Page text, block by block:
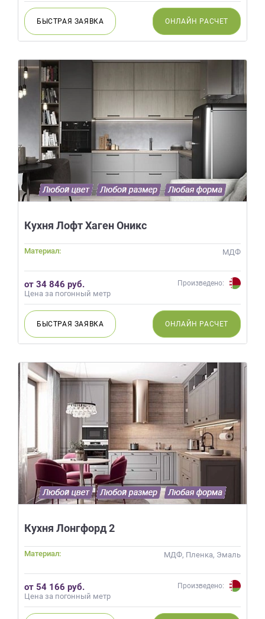
БЫСТРАЯ ЗАЯВКА ОНЛАЙН РАСЧЕТ
Кухня Лофт Хаген Оникс
Материал: МДФ
от 34 846 руб.
Цена за погонный метр
Произведено:
БЫСТРАЯ ЗАЯВКА ОНЛАЙН РАСЧЕТ
Кухня Лонгфорд 2
Материал: МДФ, Пленка, Эмаль
от 54 166 руб.
Цена за погонный метр
Произведено: